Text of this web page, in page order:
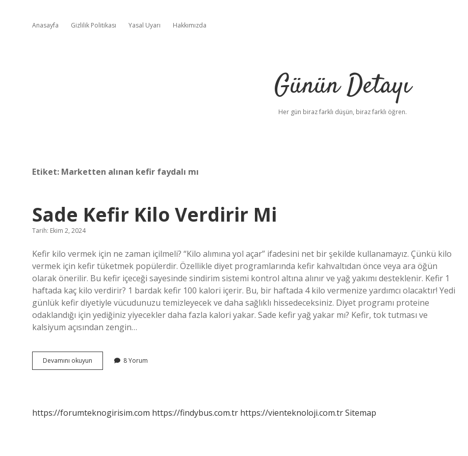
Anasayfa Gizlilik Politikası Yasal Uyarı Hakkımızda
Günün Detayı
Her gün biraz farklı düşün, biraz farklı öğren.
Etiket: Marketten alınan kefir faydalı mı
Sade Kefir Kilo Verdirir Mi
Tarih: Ekim 2, 2024
Kefir kilo vermek için ne zaman içilmeli? “Kilo alımına yol açar” ifadesini net bir şekilde kullanamayız. Çünkü kilo
vermek için kefir tüketmek popülerdir. Özellikle diyet programlarında kefir kahvaltıdan önce veya ara öğün
olarak önerilir. Bu kefir içeceği sayesinde sindirim sistemi kontrol altına alınır ve yağ yakımı desteklenir. Kefir 1
haftada kaç kilo verdirir? 1 bardak kefir 100 kalori içerir. Bu, bir haftada 4 kilo vermenize yardımcı olacaktır! Yedi
günlük kefir diyetiyle vücudunuzu temizleyecek ve daha sağlıklı hissedeceksiniz. Diyet programı proteine ​​
odaklandığı için yediğiniz yiyecekler daha fazla kalori yakar. Sade kefir yağ yakar mı? Kefir, tok tutması ve
kalsiyum açısından zengin…
Devamını okuyun
Kefir
8 Yorum
https://forumteknogirisim.com https://findybus.com.tr https://vienteknoloji.com.trSitemap